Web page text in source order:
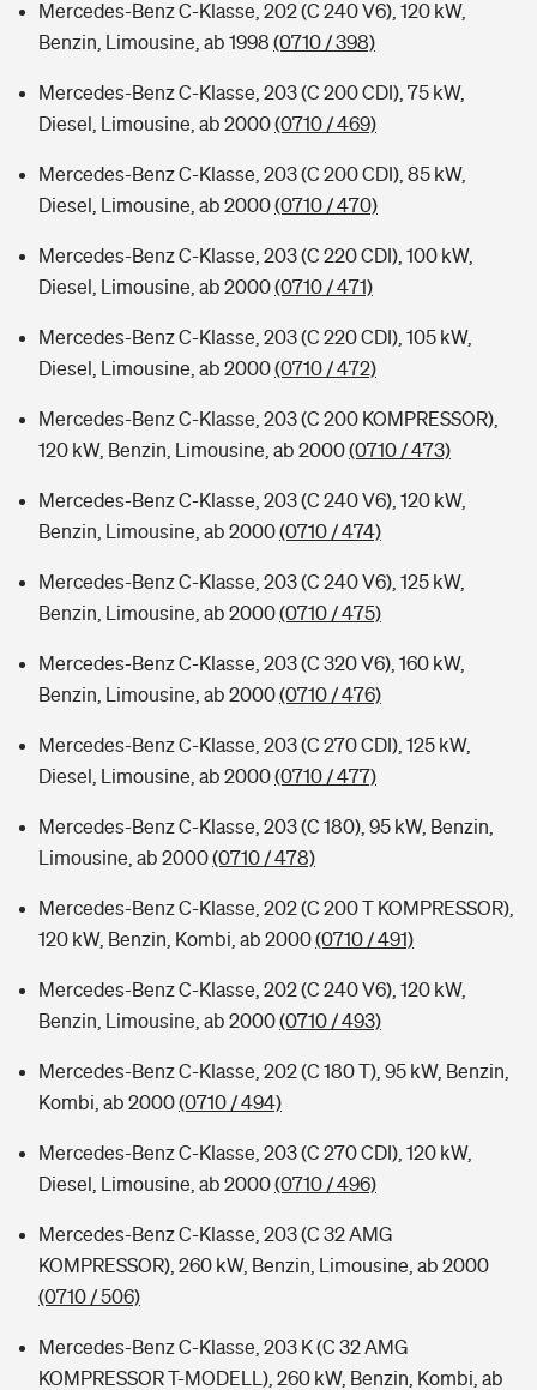
Mercedes-Benz C-Klasse, 202 (C 240 V6), 120 kW,
Benzin, Limousine, ab 1998 (0710 / 398)
Mercedes-Benz C-Klasse, 203 (C 200 CDI), 75 kW,
Diesel, Limousine, ab 2000(0710 / 469)
Mercedes-Benz C-Klasse, 203 (C 200 CDI), 85 kW,
Diesel, Limousine, ab 2000(0710 / 470)
Mercedes-Benz C-Klasse, 203 (C 220 CDI), 100 kW,
Diesel, Limousine, ab 2000(0710 / 471)
Mercedes-Benz C-Klasse, 203 (C 220 CDI), 105 kW,
Diesel, Limousine, ab 2000(0710 / 472)
Mercedes-Benz C-Klasse, 203 (C 200 KOMPRESSOR),
120 kW, Benzin, Limousine, ab 2000(0710 / 473)
Mercedes-Benz C-Klasse, 203 (C 240 V6), 120 kW,
Benzin, Limousine, ab 2000(0710 / 474)
Mercedes-Benz C-Klasse, 203 (C 240 V6), 125 kW,
Benzin, Limousine, ab 2000(0710 / 475)
Mercedes-Benz C-Klasse, 203 (C 320 V6), 160 kW,
Benzin, Limousine, ab 2000(0710 / 476)
Mercedes-Benz C-Klasse, 203 (C 270 CDI), 125 kW,
Diesel, Limousine, ab 2000(0710 / 477)
Mercedes-Benz C-Klasse, 203 (C 180), 95 kW, Benzin,
Limousine, ab 2000(0710 / 478)
Mercedes-Benz C-Klasse, 202 (C 200 T KOMPRESSOR),
120 kW, Benzin, Kombi, ab 2000(0710 / 491)
Mercedes-Benz C-Klasse, 202 (C 240 V6), 120 kW,
Benzin, Limousine, ab 2000(0710 / 493)
Mercedes-Benz C-Klasse, 202 (C 180 T), 95 kW, Benzin,
Kombi, ab 2000(0710 / 494)
Mercedes-Benz C-Klasse, 203 (C 270 CDI), 120 kW,
Diesel, Limousine, ab 2000(0710 / 496)
Mercedes-Benz C-Klasse, 203 (C 32 AMG
KOMPRESSOR), 260 kW, Benzin, Limousine, ab 2000
(0710 / 506)
Mercedes-Benz C-Klasse, 203 K (C 32 AMG
KOMPRESSOR T-MODELL), 260 kW, Benzin, Kombi, ab